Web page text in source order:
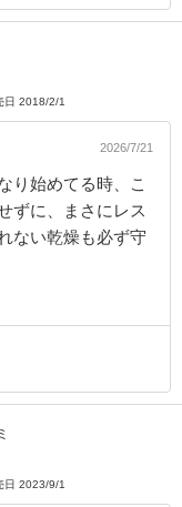
日 2018/2/1
2026/7/21
り始めてる時、こ
ずに、まさにレス
ない乾燥も必ず守
日 2023/9/1